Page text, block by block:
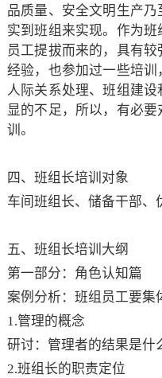
品质量、安全文明生产
实到班组来实现。作为
员工提拔而来的，具有
经验，也参加过一些培训
人际关系处理、班组建
显的不足，所以，有必
训。
四、班组长培训对象
车间班组长、储备干部、
五、班组长培训大纲
第一部分：角色认知篇
案例分析：班组员工要集
1.管理的概念
研讨：管理者的结果是什
2.班组长的职责定位